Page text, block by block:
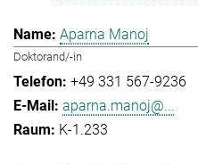
Aparna Manoj
Doktorand/-in
+49 331 567-9236
aparna.manoj@...
K-1.233